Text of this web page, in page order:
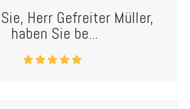
Herr Gefreiter Müller,
haben Sie be...